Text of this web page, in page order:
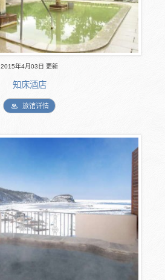
2015年4月03日 更新
知床酒店
旅馆详情